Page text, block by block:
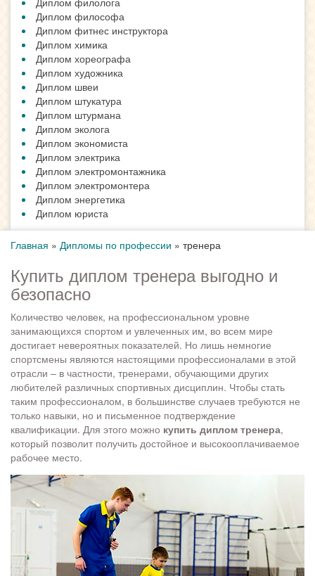
Диплом философа
Диплом фитнес инструктора
Диплом химика
Диплом хореографа
Диплом художника
Диплом швеи
Диплом штукатура
Диплом штурмана
Диплом эколога
Диплом экономиста
Диплом электрика
Диплом электромонтажника
Диплом электромонтера
Диплом энергетика
Диплом юриста
Главная » Дипломы по профессии » тренера
Купить диплом тренера выгодно и
безопасно
Количество человек, на профессиональном уровне
занимающихся спортом и увлеченных им, во всем мире
достигает невероятных показателей. Но лишь немногие
спортсмены являются настоящими профессионалами в этой
отрасли – в частности, тренерами, обучающими других
любителей различных спортивных дисциплин. Чтобы стать
таким профессионалом, в большинстве случаев требуются не
только навыки, но и письменное подтверждение
квалификации. Для этого можно купить диплом тренера,
который позволит получить достойное и высокооплачиваемое
рабочее место.